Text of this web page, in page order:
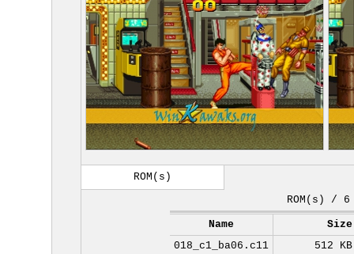
ROM(s)
ROM(s) / 6
Name
Size
018_c1_ba06.c11
512 KB